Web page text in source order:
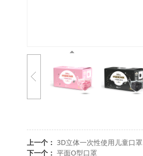
上一个： 3D立体一次性使用儿童口罩
下一个： 平面O型口罩